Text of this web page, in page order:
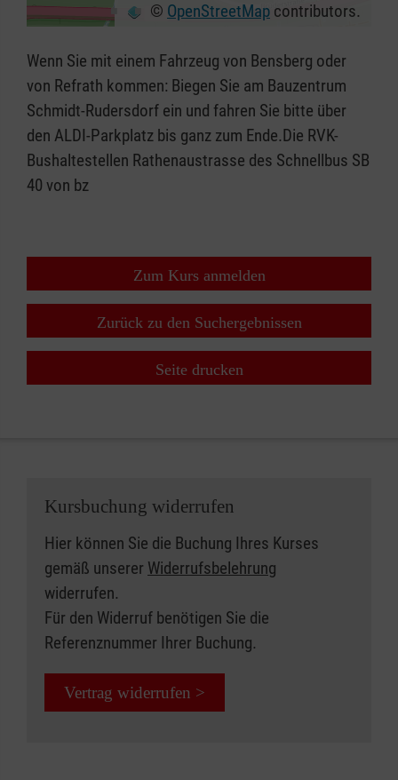
⇧
© OpenStreetMap contributors.
Wenn Sie mit einem Fahrzeug von Bensberg oder
von Refrath kommen: Biegen Sie am Bauzentrum
Schmidt-Rudersdorf ein und fahren Sie bitte über
den ALDI-Parkplatz bis ganz zum Ende.Die RVK-
Bushaltestellen Rathenaustrasse des Schnellbus SB
40 von bz
Zum Kurs anmelden
Zurück zu den Suchergebnissen
Seite drucken
Kursbuchung widerrufen
Hier können Sie die Buchung Ihres Kurses
gemäß unserer Widerrufsbelehrung
widerrufen.
Für den Widerruf benötigen Sie die
Referenznummer Ihrer Buchung.
Vertrag widerrufen >